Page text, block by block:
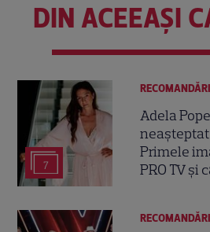
DIN ACEEAȘI
7
RECOMANDĂRI
Adela
neașteptat
Primele
PRO TV și
RECOMANDĂRI